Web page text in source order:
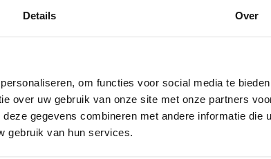
Details Over
om functies voor social media te
over uw gebruik van onze site met onze partners
gegevens combineren met andere informatie die
gebruik van hun services.
156